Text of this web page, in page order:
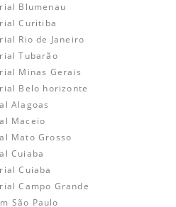
Blumenau
Curitiba
Rio de Janeiro
Tubarão
Minas Gerais
Belo horizonte
Alagoas
Maceio
Mato Grosso
Cuiaba
Cuiaba
Campo Grande
São Paulo